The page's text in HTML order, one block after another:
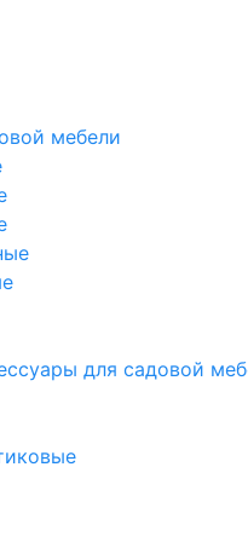
мебели
для садовой